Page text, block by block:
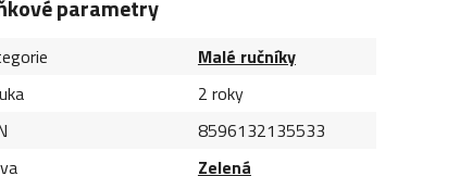
parametry
Malé ručníky
2 roky
8596132135533
Zelená